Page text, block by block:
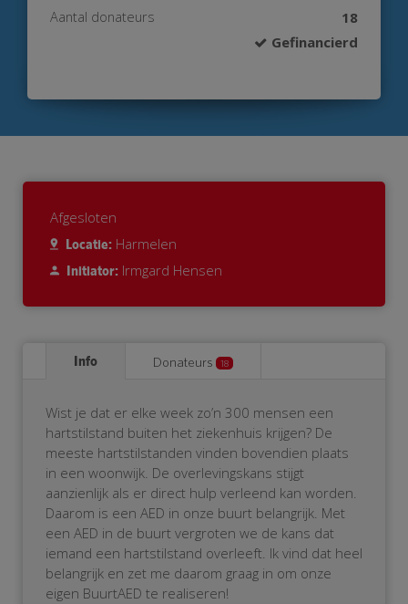
Aantal donateurs
18
Gefinancierd
Afgesloten
Locatie: Harmelen
Initiator: Irmgard Hensen
Info Donateurs 18
Wist je dat er elke week zo’n 300 mensen een
hartstilstand buiten het ziekenhuis krijgen? De
meeste hartstilstanden vinden bovendien plaats
in een woonwijk. De overlevingskans stijgt
aanzienlijk als er direct hulp verleend kan worden.
Daarom is een AED in onze buurt belangrijk. Met
een AED in de buurt vergroten we de kans dat
iemand een hartstilstand overleeft. Ik vind dat heel
belangrijk en zet me daarom graag in om onze
eigen BuurtAED te realiseren!